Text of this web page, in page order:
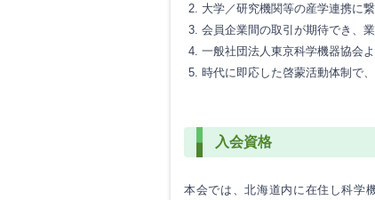
大学／研究機関等の産学連携に繋
会員企業間の取引が期待でき、
一般社団法人東京科学機器協会
時代に即応した啓蒙活動体制で
入会資格
本会では、北海道内に在住し科学